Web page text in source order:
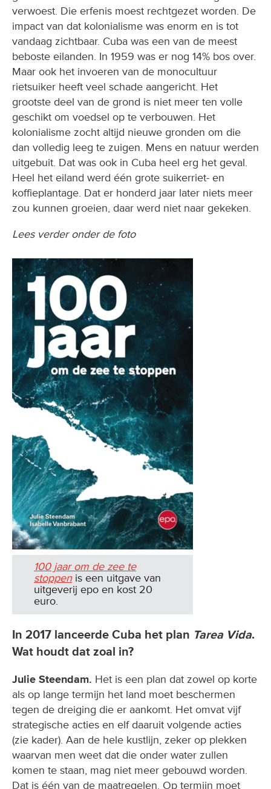
verwoest. Die erfenis moest rechtgezet worden. De
impact van dat kolonialisme was enorm en is tot
vandaag zichtbaar. Cuba was een van de meest
beboste eilanden. In 1959 was er nog 14% bos over.
Maar ook het invoeren van de monocultuur
rietsuiker heeft veel schade aangericht. Het
grootste deel van de grond is niet meer ten volle
geschikt om voedsel op te verbouwen. Het
kolonialisme zocht altijd nieuwe gronden om die
dan volledig leeg te zuigen. Mens en natuur werden
uitgebuit. Dat was ook in Cuba heel erg het geval.
Heel het eiland werd één grote suikerriet- en
koffieplantage. Dat er honderd jaar later niets meer
zou kunnen groeien, daar werd niet naar gekeken.
Lees verder onder de foto
100 jaar om de zee te
stoppenis een uitgave van
uitgeverij epo en kost 20
euro.
In 2017 lanceerde Cuba het plan Tarea Vida.
Wat houdt dat zoal in?
Julie Steendam. Het is een plan dat zowel op korte
als op lange termijn het land moet beschermen
tegen de dreiging die er aankomt. Het omvat vijf
strategische acties en elf daaruit volgende acties
(zie kader). Aan de hele kustlijn, zeker op plekken
waarvan men weet dat die onder water zullen
komen te staan, mag niet meer gebouwd worden.
Dat is één van de maatregelen. Op termijn moet